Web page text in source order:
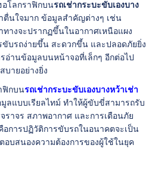
โลกราฟิกบนรถเช่ากระบะขับเองบาง
นใจมาก ข้อมูลสำคัญต่างๆ เช่น
างจะปรากฏขึ้นในอากาศเหนือแผง
บรถง่ายขึ้น สะดวกขึ้น และปลอดภัยยิ่ง
อ่านข้อมูลบนหน้าจอที่เล็กๆ อีกต่อไป
บายอย่างยิ่ง
กบนรถเช่ากระบะขับเองบางหว้าเช่า
ลแบบเรียลไทม์ ทำให้ผู้ขับขี่สามารถรับ
าจร สภาพอากาศ และการเตือนภัย
การปฏิวัติการขับรถในอนาคตจะเป็น
บสนองความต้องการของผู้ใช้ในยุค